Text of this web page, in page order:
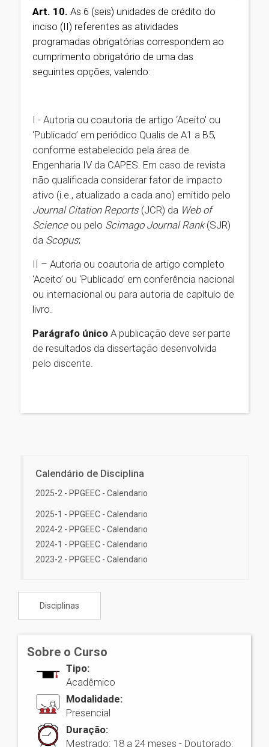
Art. 10. As 6 (seis) unidades de crédito do
inciso (II) referentes as atividades
programadas obrigatórias correspondem ao
cumprimento obrigatório de uma das
seguintes opções, valendo:
I - Autoria ou coautoria de artigo ‘Aceito’ ou
‘Publicado’ em periódico Qualis de A1 a B5,
conforme estabelecido pela área de
Engenharia IV da CAPES. Em caso de revista
não qualificada considerar fator de impacto
ativo (i.e., atualizado a cada ano) emitido pelo
Journal Citation Reports(JCR) da Web of
Science ou pelo Scimago Journal Rank(SJR)
da Scopus;
II – Autoria ou coautoria de artigo completo
‘Aceito’ ou ‘Publicado’ em conferência nacional
ou internacional ou para autoria de capítulo de
livro.
Parágrafo único A publicação deve ser parte
de resultados da dissertação desenvolvida
pelo discente.
Calendário de Disciplina
2025-2 - PPGEEC - Calendario
2025-1 - PPGEEC - Calendario
2024-2 - PPGEEC - Calendario
2024-1 - PPGEEC - Calendario
2023-2 - PPGEEC - Calendario
Disciplinas
Sobre o Curso
Tipo:
Acadêmico
Modalidade:
Presencial
Duração:
Mestrado: 18 a 24 meses - Doutorado: